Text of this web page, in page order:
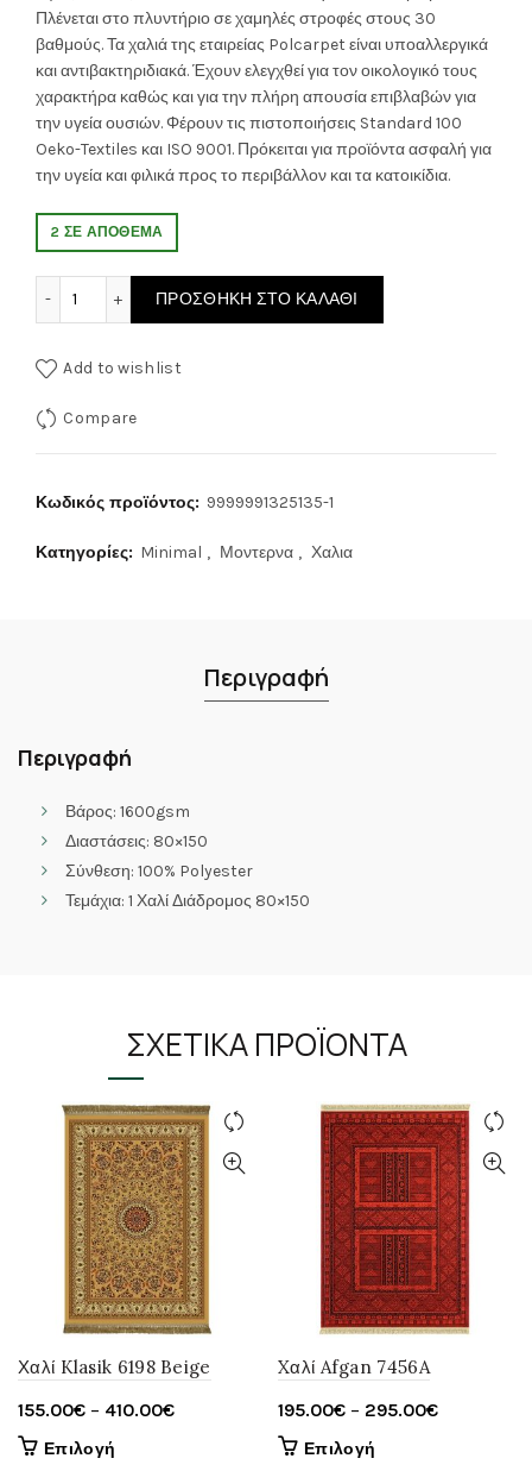
Πλένεται στο πλυντήριο σε χαμηλές στροφές στους 30
βαθμούς. Τα χαλιά της εταιρείας Polcarpet είναι υποαλλεργικά
και αντιβακτηριδιακά. Έχουν ελεγχθεί για τον οικολογικό τους
χαρακτήρα καθώς και για την πλήρη απουσία επιβλαβών για
την υγεία ουσιών. Φέρουν τις πιστοποιήσεις Standard 100
Oeko-Textiles και ISO 9001. Πρόκειται για προϊόντα ασφαλή για
την υγεία και φιλικά προς το περιβάλλον και τα κατοικίδια.
2 ΣΕ ΑΠΌΘΕΜΑ
ΠΡΟΣΘΉΚΗ ΣΤΟ ΚΑΛΆΘΙ
Add to wishlist
Compare
Κωδικός προϊόντος: 9999991325135-1
Κατηγορίες: Minimal , Μοντερνα , Χαλια
Περιγραφή
Περιγραφή
Βάρος: 1600gsm
Διαστάσεις: 80×150
Σύνθεση: 100% Polyester
Τεμάχια: 1 Χαλί Διάδρομος 80×150
ΣΧΕΤΙΚΆ ΠΡΟΪΌΝΤΑ
Χαλί Klasik 6198 Beige
155.00€ – 410.00€Price
Επιλογή
Xαλί Afgan 7456A
195.00€ – 295.00€Price
Επιλογή